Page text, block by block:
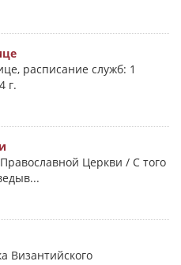
расписание служб: 1
г.
Церкви / С того
Византийского